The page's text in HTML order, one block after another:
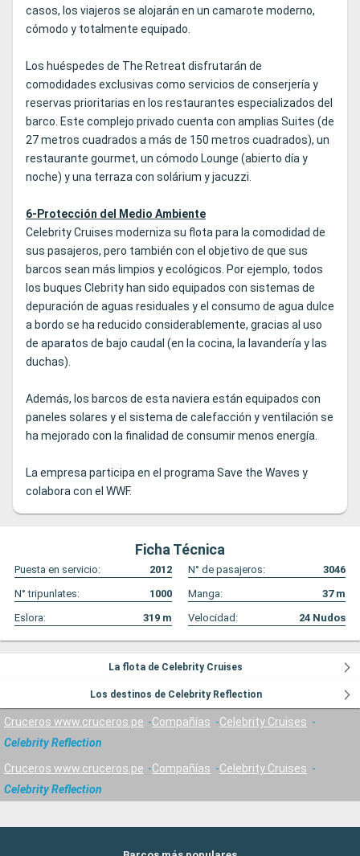
casos, los viajeros se alojarán en un camarote moderno,
cómodo y totalmente equipado.
Los huéspedes de The Retreat disfrutarán de
comodidades exclusivas como servicios de conserjería y
reservas prioritarias en los restaurantes especializados del
barco. Este complejo privado cuenta con amplias Suites (de
27 metros cuadrados a más de 150 metros cuadrados), un
restaurante gourmet, un cómodo Lounge (abierto día y
noche) y una terraza con solárium y jacuzzi.
6-Protección del Medio Ambiente
Celebrity Cruises moderniza su flota para la comodidad de
sus pasajeros, pero también con el objetivo de que sus
barcos sean más limpios y ecológicos. Por ejemplo, todos
los buques Clebrity han sido equipados con sistemas de
depuración de aguas residuales y el consumo de agua dulce
a bordo se ha reducido considerablemente, gracias al uso
de aparatos de bajo caudal (en la cocina, la lavandería y las
duchas).
Además, los barcos de esta naviera están equipados con
paneles solares y el sistema de calefacción y ventilación se
ha mejorado con la finalidad de consumir menos energía.
La empresa participa en el programa Save the Waves y
colabora con el WWF.
Ficha Técnica
Puesta en servicio: 2012 N° de pasajeros:
3046
N° tripunlates:
1000 Manga: 37m
Eslora:
319 m Velocidad: 24 Nudos
La flota de Celebrity Cruises
Los destinos de Celebrity Reflection
Cruceros www.cruceros.pe Compañías
Celebrity Cruises
Celebrity Reflection
Cruceros www.cruceros.pe Compañías
Celebrity Cruises
Celebrity Reflection